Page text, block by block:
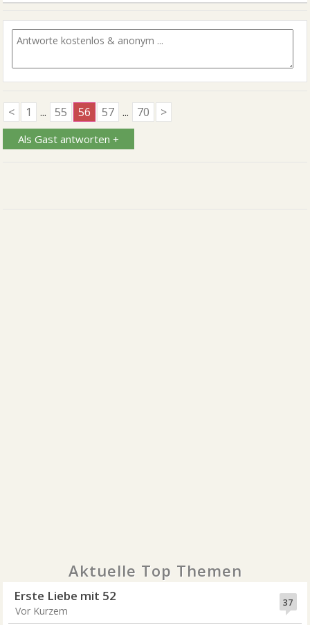
< 1 ... 55 56 57 ... 70 >
Als Gast antworten +
Aktuelle Top Themen
37
Erste Liebe mit 52
Vor Kurzem